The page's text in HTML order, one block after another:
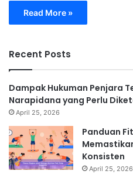
Read More »
Recent Posts
Dampak Hukuman Penjara
Narapidana yang Perlu
April 25, 2026
Panduan
Konsisten
April 25, 2026